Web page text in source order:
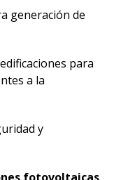
generación de
para
a la
y